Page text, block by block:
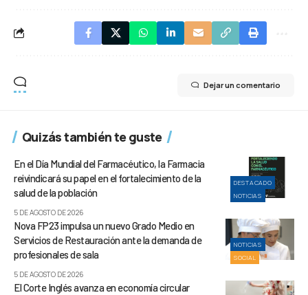
Dejar un comentario
Quizás también te guste
DESTACADO
NOTICIAS
En el Día Mundial del Farmacéutico, la Farmacia
reivindicará su papel en el fortalecimiento de la
salud de la población
5 DE AGOSTO DE 2026
NOTICIAS
SOCIAL
Nova FP23 impulsa un nuevo Grado Medio en
Servicios de Restauración ante la demanda de
profesionales de sala
5 DE AGOSTO DE 2026
El Corte Inglés avanza en economía circular